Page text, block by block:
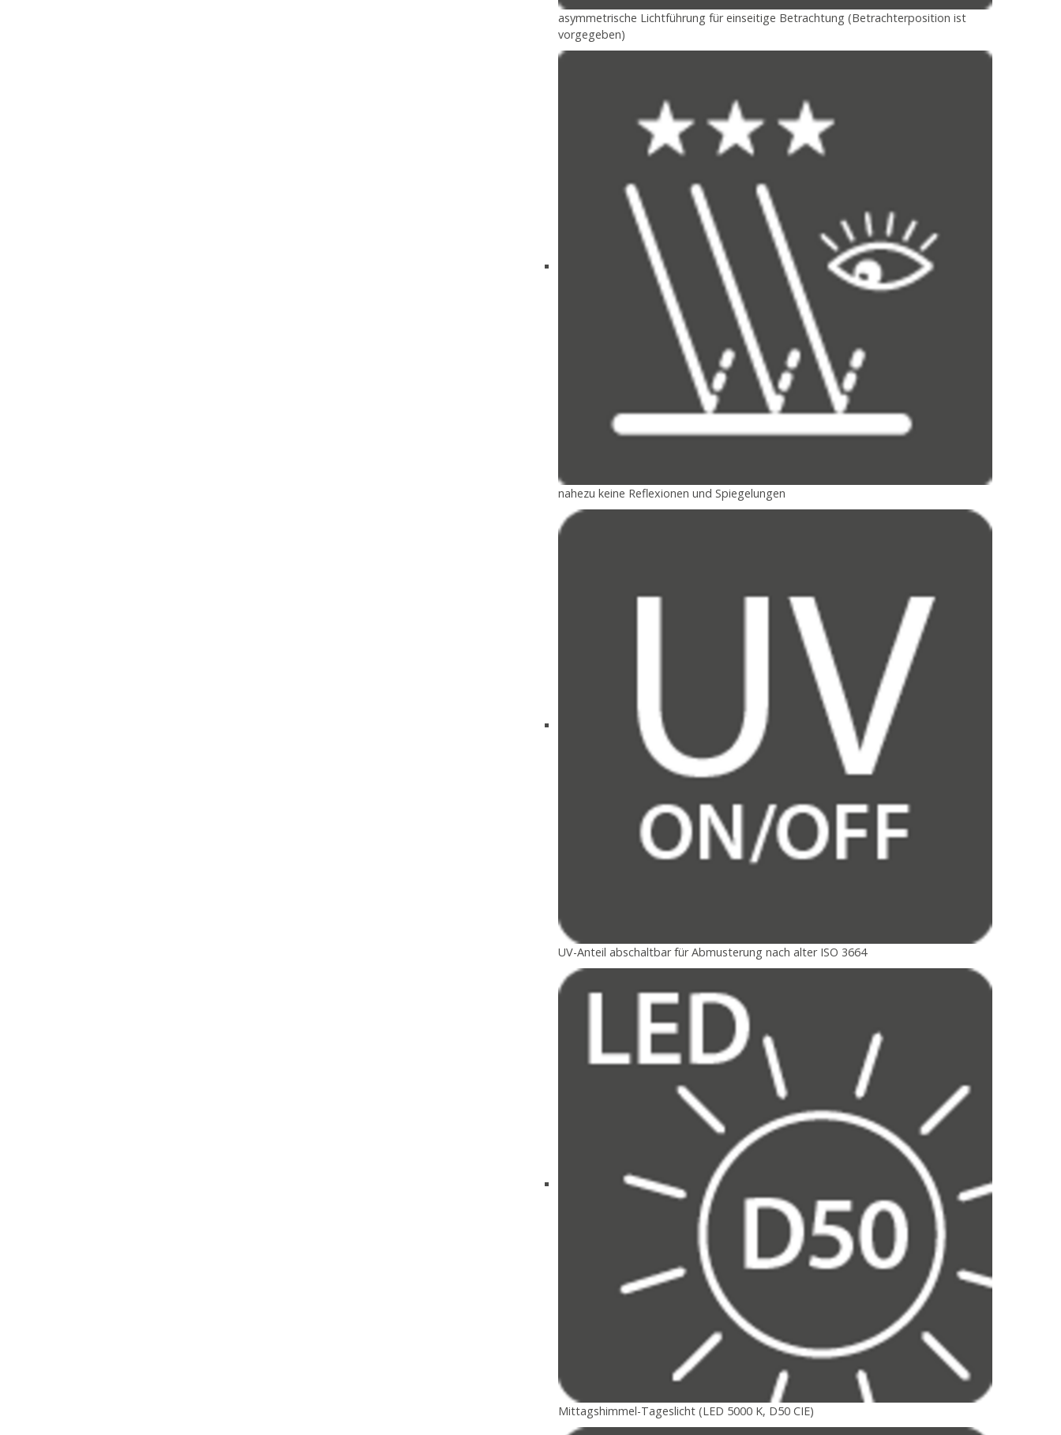
asymmetrische Lichtführung für einseitige Betrachtung (Betrachterposition ist
vorgegeben)
nahezu keine Reflexionen und Spiegelungen
UV-Anteil abschaltbar für Abmusterung nach alter ISO 3664
Mittagshimmel-Tageslicht (LED 5000 K, D50 CIE)